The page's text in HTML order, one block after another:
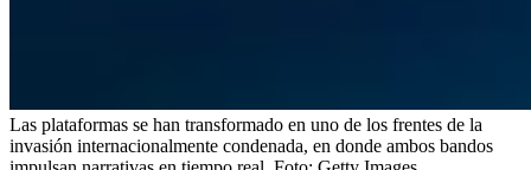
Las plataformas se han transformado en uno de los frentes de la
invasión internacionalmente condenada, en donde ambos bandos